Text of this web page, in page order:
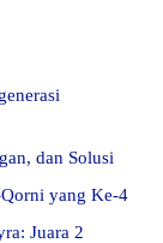
dan Solusi
yang Ke-4
Juara 2